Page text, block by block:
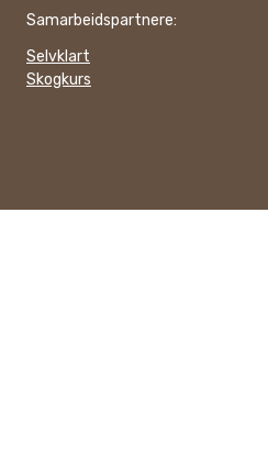
Samarbeidspartnere:
Selvklart
Skogkurs